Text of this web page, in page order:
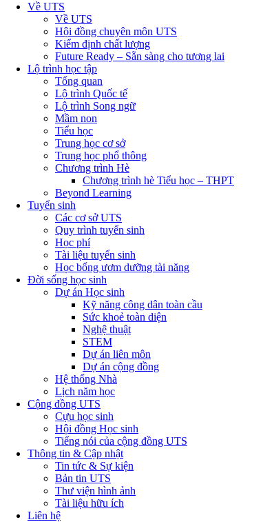
Về UTS
Về UTS
Hội đồng chuyên môn UTS
Kiểm định chất lượng
Future Ready – Sẵn sàng cho tương lai
Lộ trình học tập
Tổng quan
Lộ trình Quốc tế
Lộ trình Song ngữ
Mầm non
Tiểu học
Trung học cơ sở
Trung học phổ thông
Chương trình Hè
Chương trình hè Tiểu học – THPT
Beyond Learning
Tuyển sinh
Các cơ sở UTS
Quy trình tuyển sinh
Học phí
Tài liệu tuyển sinh
Học bổng ươm dưỡng tài năng
Đời sống học sinh
Dự án Học sinh
Kỹ năng công dân toàn cầu
Sức khoẻ toàn diện
Nghệ thuật
STEM
Dự án liên môn
Dự án cộng đồng
Hệ thống Nhà
Lịch năm học
Cộng đồng UTS
Cựu học sinh
Hội đồng Học sinh
Tiếng nói của cộng đồng UTS
Thông tin & Cập nhật
Tin tức & Sự kiện
Bản tin UTS
Thư viện hình ảnh
Tài liệu hữu ích
Liên hệ